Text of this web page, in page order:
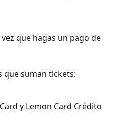
que hagas un pago de
que suman tickets:
y Lemon Card Crédito